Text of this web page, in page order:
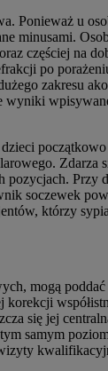
Ponieważ u
minusami.
częściej na
po
zakresu
soczewek
którzy
mogą
korekcji
się jej
samym